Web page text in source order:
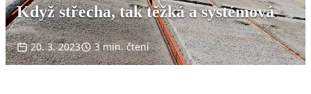
Když střecha, tak těžká a systémová
20. 3. 2023 3 min. čtení